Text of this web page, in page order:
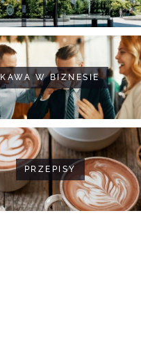
KAWA W BIZNESIE
PRZEPISY